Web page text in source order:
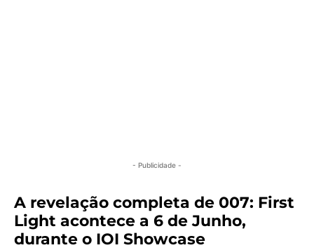
- Publicidade -
A revelação completa de 007: First
Light acontece a 6 de Junho,
durante o IOI Showcase